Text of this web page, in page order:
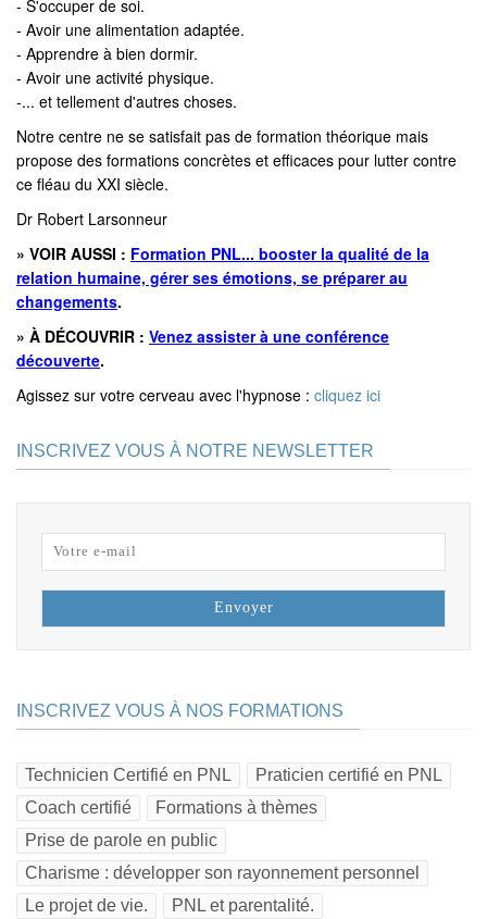
- S'occuper de soi.
- Avoir une alimentation adaptée.
- Apprendre à bien dormir.
- Avoir une activité physique.
-... et tellement d'autres choses.
Notre centre ne se satisfait pas de formation théorique mais
propose des formations concrètes et efficaces pour lutter contre
ce fléau du XXI siècle.
Dr Robert Larsonneur
» VOIR AUSSI : Formation PNL... booster la qualité de la
relation humaine, gérer ses émotions, se préparer au
changements.
» À DÉCOUVRIR : Venez assister à une conférence
découverte.
Agissez sur votre cerveau avec l'hypnose : cliquez ici
INSCRIVEZ VOUS À NOTRE NEWSLETTER
INSCRIVEZ VOUS À NOS FORMATIONS
Technicien Certifié en PNL
Praticien certifié en PNL
Coach certifié
Formations à thèmes
Prise de parole en public
Charisme : développer son rayonnement personnel
Le projet de vie.
PNL et parentalité.